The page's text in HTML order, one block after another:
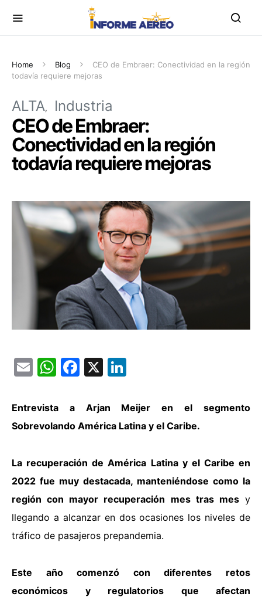
Home Blog
CEO de Embraer: Conectividad en la región
todavía requiere mejoras
ALTA Industria
CEO de Embraer:
Conectividad en la región
todavía requiere mejoras
EmailWhatsApp
Facebook
X
Entrevista a Arjan Meijer en el segmento
Sobrevolando América Latina y el Caribe.
La recuperación de América Latina y el Caribe en
2022 fue muy destacada, manteniéndose como la
región con mayor recuperación mes tras mesy
llegando a alcanzar en dos ocasiones los niveles de
tráfico de pasajeros prepandemia.
Este año comenzó con diferentes retos
económicos y regulatorios que afectan